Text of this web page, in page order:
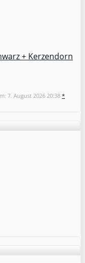
+ Kerzendorn
7. August 2026 20:38 *